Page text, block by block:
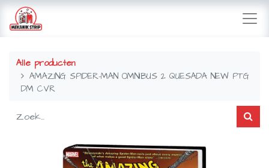
Alle producten
AMAZING SPIDER-MAN OMNIBUS 2 QUESADA NEW PTG
DM CVR